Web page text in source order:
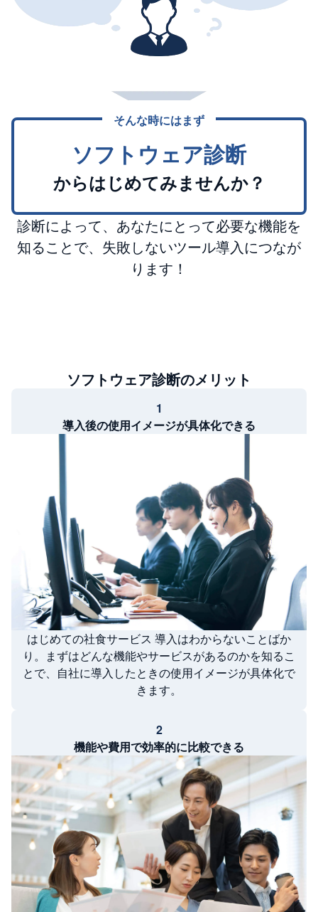
そんな時にはまず
ソフトウェア診断
からはじめてみませんか？
診断によって、あなたにとって必要な機能を
知ることで、失敗しないツール導入につなが
ります！
ソフトウェア診断のメリット
1
導入後の使用イメージが具体化できる
はじめての社食サービス 導入はわからないことばか
り。まずはどんな機能やサービスがあるのかを知るこ
とで、自社に導入したときの使用イメージが具体化で
きます。
2
機能や費用で効率的に比較できる